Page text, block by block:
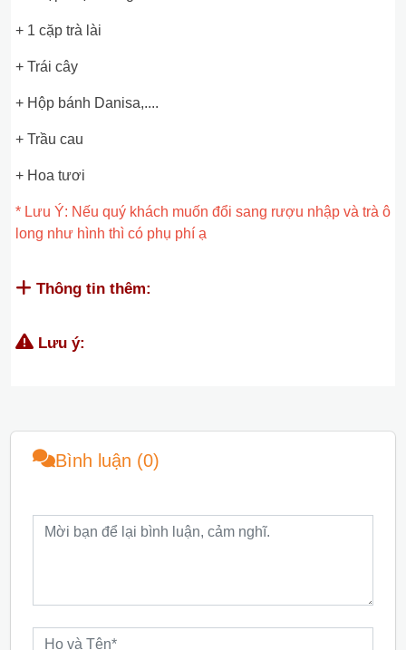
+ 1 cặp trà lài
+ Trái cây
+ Hộp bánh Danisa,....
+ Trầu cau
+ Hoa tươi
* Lưu Ý: Nếu quý khách muốn đổi sang rượu nhập và trà ô
long như hình thì có phụ phí ạ
Thông tin thêm:
Lưu ý:
Bình luận (0)